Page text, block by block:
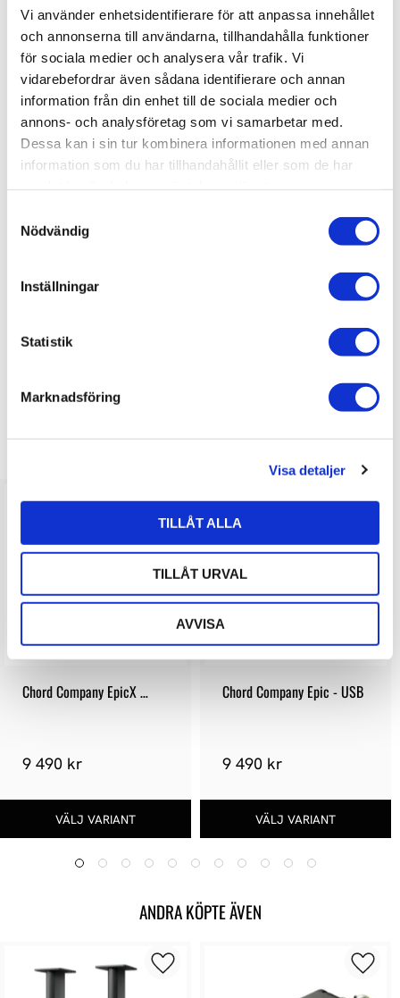
Vi använder enhetsidentifierare för att anpassa innehållet
och annonserna till användarna, tillhandahålla funktioner
för sociala medier och analysera vår trafik. Vi
vidarebefordrar även sådana identifierare och annan
information från din enhet till de sociala medier och
annons- och analysföretag som vi samarbetar med.
Dessa kan i sin tur kombinera informationen med annan
information som du har tillhandahållit eller som de har
Nödvändig
Inställningar
Statistik
Marknadsföring
Visa detaljer
TILLÅT ALLA
TILLÅT URVAL
AVVISA
OMDÖMEN
CHORD COMPANY EPICXL
10 790kr
Chord Company EpicX
9 490 kr
Chord Company Epic - USB
9 490 kr
ANDRA KÖPTE ÄVEN